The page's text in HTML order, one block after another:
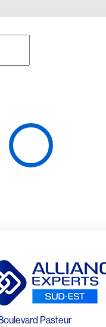
Pasteur